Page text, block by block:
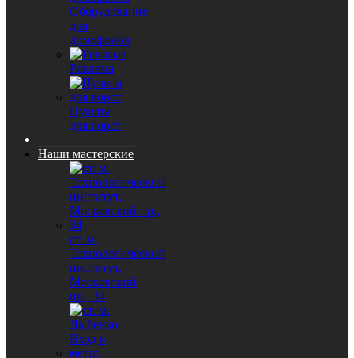
Оборудование
для
домофонов
Реклама
Пульты
для ворот
Наши мастерские
ст. м.
Технологический
институт,
Московский
пр., 34